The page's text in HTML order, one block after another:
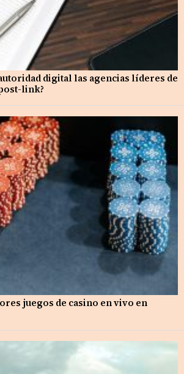
digital las agencias líderes de
link?
juegos de casino en vivo en